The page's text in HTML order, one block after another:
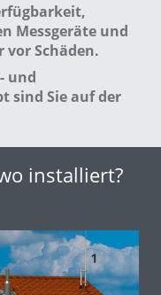
Messgeräte und
Schäden.
und
sind Sie auf der
installiert?